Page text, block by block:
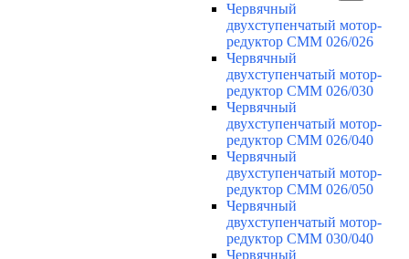
Червячный
двухступенчатый мотор-
редуктор CMM 026/026
Червячный
двухступенчатый мотор-
редуктор CMM 026/030
Червячный
двухступенчатый мотор-
редуктор CMM 026/040
Червячный
двухступенчатый мотор-
редуктор CMM 026/050
Червячный
двухступенчатый мотор-
редуктор CMM 030/040
Червячный